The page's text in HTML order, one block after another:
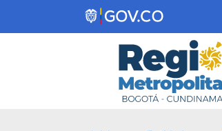
Pasar al contenido principal